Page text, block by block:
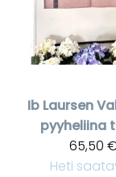
Ib Laursen
pyyheliina
65,50
Heti